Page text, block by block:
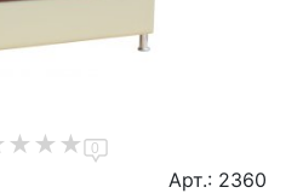
0
Арт.: 2360